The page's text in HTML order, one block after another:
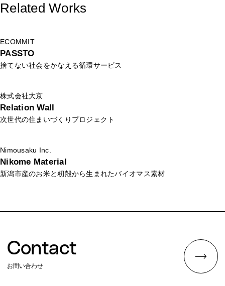
Related Works
ECOMMIT
PASSTO
捨てない社会をかなえる循環サービス
株式会社大京
Relation Wall
次世代の住まいづくりプロジェクト
Nimousaku Inc.
Nikome Material
新潟市産のお米と籾殻から生まれたバイオマス素材
Contact
お問い合わせ